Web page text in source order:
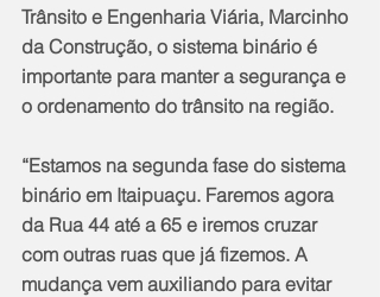
Trânsito e Engenharia Viária, Marcinho
da Construção, o sistema binário é
importante para manter a segurança e
o ordenamento do trânsito na região.
“Estamos na segunda fase do sistema
binário em Itaipuaçu. Faremos agora
da Rua 44 até a 65 e iremos cruzar
com outras ruas que já fizemos. A
mudança vem auxiliando para evitar